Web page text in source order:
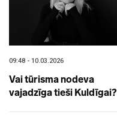
09:48 - 10.03.2026
Vai tūrisma nodeva
vajadzīga tieši Kuldīgai?